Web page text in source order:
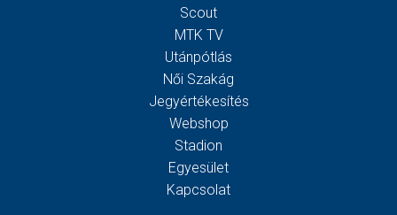
Scout
MTK TV
Utánpótlás
Női Szakág
Jegyértékesítés
Webshop
Stadion
Egyesület
Kapcsolat